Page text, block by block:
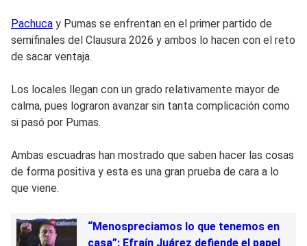
Pachuca y Pumas se enfrentan en el primer partido de
semifinales del Clausura 2026 y ambos lo hacen con el reto
de sacar ventaja.
Los locales llegan con un grado relativamente mayor de
calma, pues lograron avanzar sin tanta complicación como
si pasó por Pumas.
Ambas escuadras han mostrado que saben hacer las cosas
de forma positiva y esta es una gran prueba de cara a lo
que viene.
“Menospreciamos lo que tenemos en
casa”: Efraín Juárez defiende el papel